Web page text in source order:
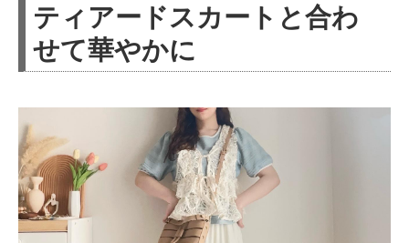
ティアードスカートと合わ
せて華やかに